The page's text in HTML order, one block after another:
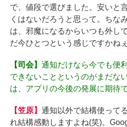
で、値段で選びました。安いと
くはないだろうと思って。ちな
は、邪魔になるからいつも外し
だ今ひとつという感じですかねぇ
【司会】 通知だけなら今でも便
できないことというのがまだな
は、アプリの今後の発展に期待で
【笠原】 通知以外で結構使って
れ結構感動しますよね(笑)。